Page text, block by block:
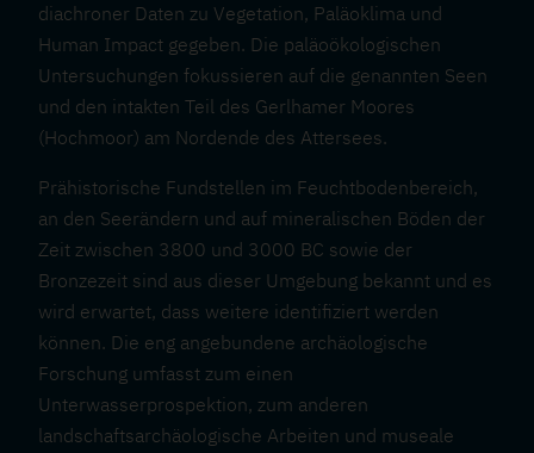
diachroner Daten zu Vegetation, Paläoklima und
Human Impact gegeben. Die paläoökologischen
Untersuchungen fokussieren auf die genannten Seen
und den intakten Teil des Gerlhamer Moores
(Hochmoor) am Nordende des Attersees.
Prähistorische Fundstellen im Feuchtbodenbereich,
an den Seerändern und auf mineralischen Böden der
Zeit zwischen 3800 und 3000 BC sowie der
Bronzezeit sind aus dieser Umgebung bekannt und es
wird erwartet, dass weitere identifiziert werden
können. Die eng angebundene archäologische
Forschung umfasst zum einen
Unterwasserprospektion, zum anderen
landschaftsarchäologische Arbeiten und museale